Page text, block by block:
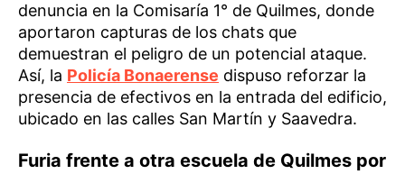
denuncia en la Comisaría 1° de Quilmes, donde
aportaron capturas de los chats que
demuestran el peligro de un potencial ataque.
Así, la Policía Bonaerense dispuso reforzar la
presencia de efectivos en la entrada del edificio,
ubicado en las calles San Martín y Saavedra.
Furia frente a otra escuela de Quilmes por